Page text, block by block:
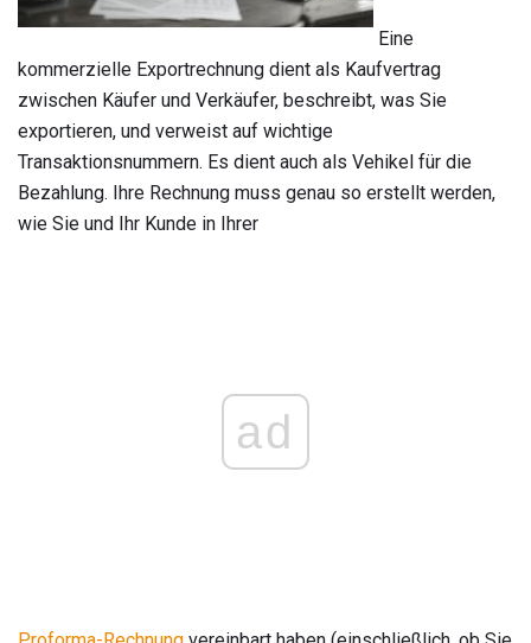
Eine
kommerzielle Exportrechnung dient als Kaufvertrag
zwischen Käufer und Verkäufer, beschreibt, was Sie
exportieren, und verweist auf wichtige
Transaktionsnummern. Es dient auch als Vehikel für die
Bezahlung. Ihre Rechnung muss genau so erstellt werden,
wie Sie und Ihr Kunde in Ihrer
ad